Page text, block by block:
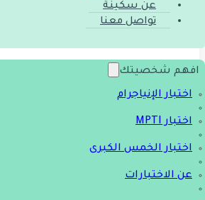
عن سكينة
تواصل معنا
افهم شخصيتك
اختبار الإنياجرام
اختبار MPTI
اختبار الخمس الكبرى
عن الاختبارات